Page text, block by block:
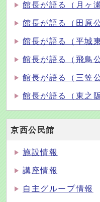
館長が語る（月ヶ
館長が語る（田原
館長が語る（平城
館長が語る（飛鳥
館長が語る（三笠
館長が語る（東之
京西公民館
施設情報
講座情報
自主グループ情報